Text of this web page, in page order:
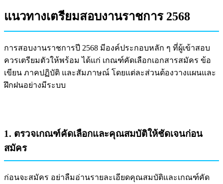
แนวทางเตรียมสอบงานราชการ 2568
การสอบงานราชการปี 2568 มีองค์ประกอบหลัก ๆ ที่ผู้เข้าสอบ
ควรเตรียมตัวให้พร้อม ได้แก่ เกณฑ์คัดเลือกเอกสารสมัคร ข้อ
เขียน ภาคปฏิบัติ และสัมภาษณ์ โดยแต่ละส่วนต้องวางแผนและ
ฝึกฝนอย่างมีระบบ
1. ตรวจเกณฑ์คัดเลือกและคุณสมบัติให้ชัดเจนก่อน
สมัคร
ก่อนจะสมัคร อย่าลืมอ่านรายละเอียดคุณสมบัติและเกณฑ์คัด